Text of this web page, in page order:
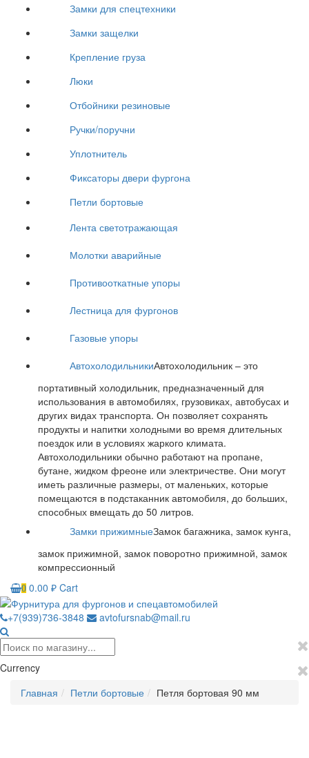
Замки для спецтехники
Замки защелки
Крепление груза
Люки
Отбойники резиновые
Ручки/поручни
Уплотнитель
Фиксаторы двери фургона
Петли бортовые
Лента светотражающая
Молотки аварийные
Противооткатные упоры
Лестница для фургонов
Газовые упоры
АвтохолодильникиАвтохолодильник – это
портативный холодильник, предназначенный для
использования в автомобилях, грузовиках, автобусах и
других видах транспорта. Он позволяет сохранять
продукты и напитки холодными во время длительных
поездок или в условиях жаркого климата.
Автохолодильники обычно работают на пропане,
бутане, жидком фреоне или электричестве. Они могут
иметь различные размеры, от маленьких, которые
помещаются в подстаканник автомобиля, до больших,
способных вмещать до 50 литров.
Замки прижимныеЗамок багажника, замок кунга,
замок прижимной, замок поворотно прижимной, замок
компрессионный
0 0.00 ₽ Cart
+7(939)736-3848 avtofursnab@mail.ru
Currency
Главная
Петли бортовые Петля бортовая 90 мм